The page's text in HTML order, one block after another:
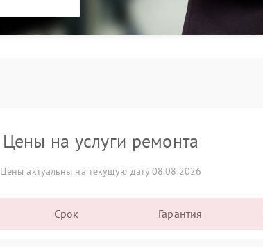
Цены на услуги ремонта
Цены актуальны на текущую дату 08.08.2026
Срок Гарантия